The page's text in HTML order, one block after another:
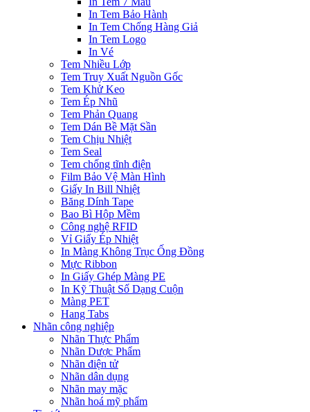
In Tem Bảo Hành
In Tem Chống Hàng Giả
In Tem Logo
In Vé
Tem Nhiều Lớp
Tem Truy Xuất Nguồn Gốc
Tem Khử Keo
Tem Ép Nhũ
Tem Phản Quang
Tem Dán Bề Mặt Sần
Tem Chịu Nhiệt
Tem Seal
Tem chống tĩnh điện
Film Bảo Vệ Màn Hình
Giấy In Bill Nhiệt
Băng Dính Tape
Bao Bì Hộp Mềm
Công nghệ RFID
Vỉ Giấy Ép Nhiệt
In Màng Không Trục Ống Đồng
Mực Ribbon
In Giấy Ghép Màng PE
In Kỹ Thuật Số Dạng Cuộn
Màng PET
Hang Tabs
Nhãn công nghiệp
Nhãn Thực Phẩm
Nhãn Dược Phẩm
Nhãn điện tử
Nhãn dân dụng
Nhãn may mặc
Nhãn hoá mỹ phẩm